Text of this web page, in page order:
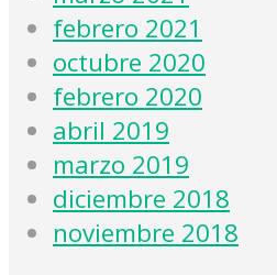
febrero 2021
octubre 2020
febrero 2020
abril 2019
marzo 2019
diciembre 2018
noviembre 2018